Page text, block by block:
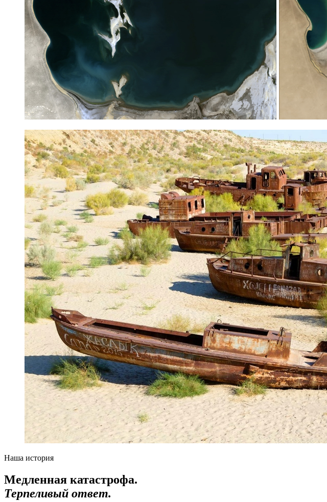
Наша история
Медленная катастрофа.
Терпеливый ответ.